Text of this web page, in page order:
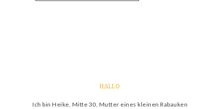
HALLO
Ich bin Heike, Mitte 30, Mutter eines kleinen Rabauken